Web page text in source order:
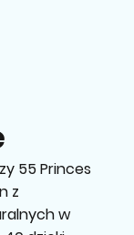
55 Princes
z
w